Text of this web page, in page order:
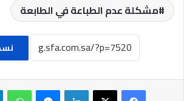
مشكلة عدم الطباعة في الطابعة
فيسبوك لينكدإن واتساب